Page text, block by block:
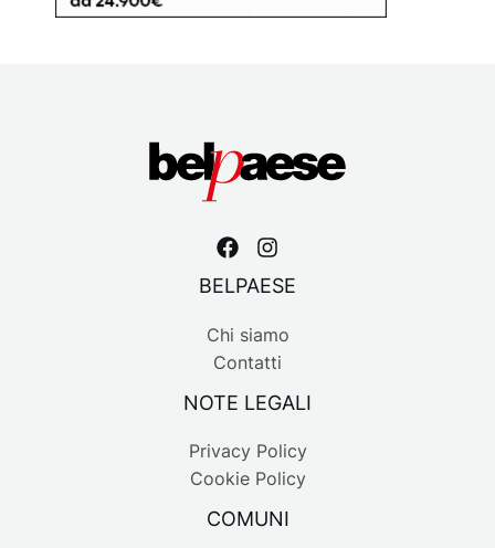
BELPAESE
Chi siamo
Contatti
NOTE LEGALI
Privacy Policy
Cookie Policy
COMUNI